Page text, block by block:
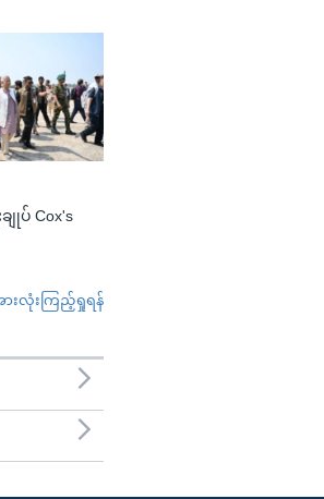
ပ် Cox's
းလုံးကြည့်ရှုရန်